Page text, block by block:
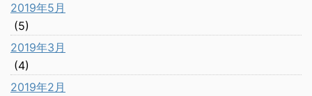
2019年5月
(5)
2019年3月
(4)
2019年2月